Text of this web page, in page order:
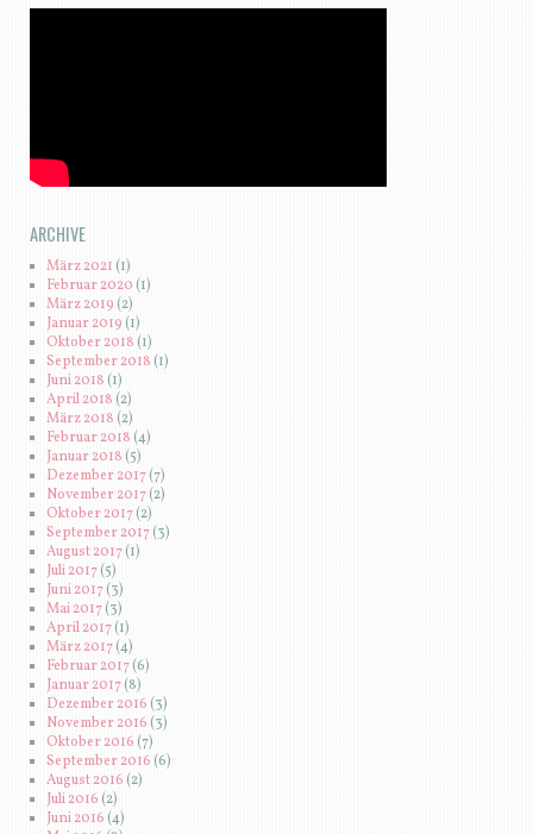
ARCHIVE
März 2021(1)
Februar 2020 (1)
März 2019 (2)
Januar 2019 (1)
Oktober 2018(1)
September 2018 (1)
Juni 2018 (1)
April 2018(2)
März 2018 (2)
Februar 2018(4)
Januar 2018 (5)
Dezember 2017(7)
November 2017(2)
Oktober 2017(2)
September 2017(3)
August 2017(1)
Juli 2017(5)
Juni 2017(3)
Mai 2017(3)
April 2017(1)
März 2017(4)
Februar 2017(6)
Januar 2017(8)
Dezember 2016 (3)
November 2016 (3)
Oktober 2016(7)
September 2016 (6)
August 2016(2)
Juli 2016(2)
Juni 2016 (4)